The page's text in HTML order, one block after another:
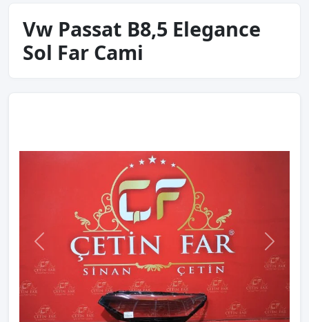
Vw Passat B8,5 Elegance
Sol Far Cami